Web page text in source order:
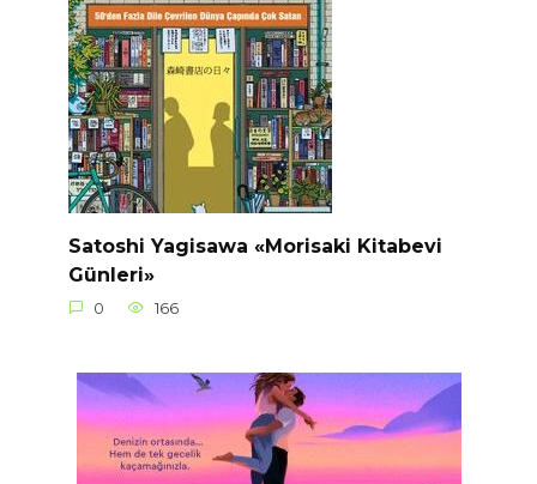
Satoshi Yagisawa «Morisaki Kitabevi
Günleri»
0 166